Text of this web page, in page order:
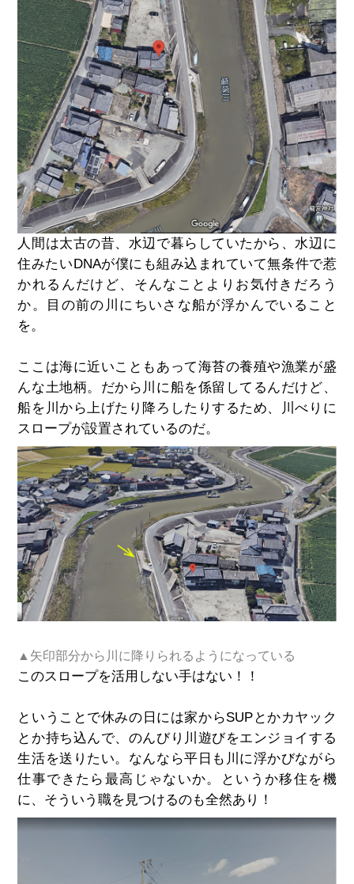
人間は太古の昔、水辺で暮らしていたから、水辺に
住みたいDNAが僕にも組み込まれていて無条件で惹
かれるんだけど、そんなことよりお気付きだろう
か。目の前の川にちいさな船が浮かんでいること
を。
ここは海に近いこともあって海苔の養殖や漁業が盛
んな土地柄。だから川に船を係留してるんだけど、
船を川から上げたり降ろしたりするため、川べりに
スロープが設置されているのだ。
▲矢印部分から川に降りられるようになっている
このスロープを活用しない手はない！！
ということで休みの日には家からSUPとかカヤック
とか持ち込んで、のんびり川遊びをエンジョイする
生活を送りたい。なんなら平日も川に浮かびながら
仕事できたら最高じゃないか。というか移住を機
に、そういう職を見つけるのも全然あり！